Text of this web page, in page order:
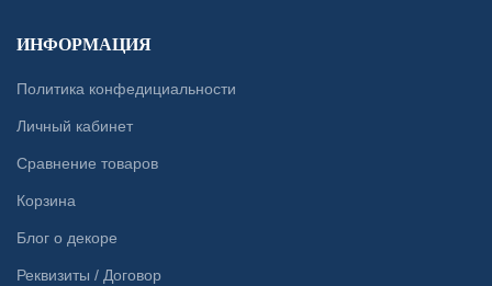
ИНФОРМАЦИЯ
Политика конфедициальности
Личный кабинет
Сравнение товаров
Корзина
Блог о декоре
Реквизиты / Договор